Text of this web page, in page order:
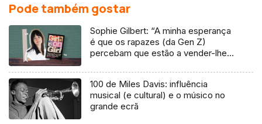
Pode também gostar
Sophie Gilbert: “A minha esperança
é que os rapazes (da Gen Z)
percebam que estão a vender-lhes
100 de Miles Davis: influência
musical (e cultural) e o músico no
grande ecrã